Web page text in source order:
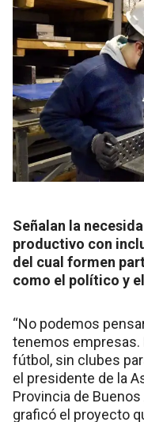
Señalan la
productivo con
del cual formen
como el político y
“No podemos
tenemos empresas.
fútbol, sin clubes
el presidente de la
Provincia de
graficó el proyecto